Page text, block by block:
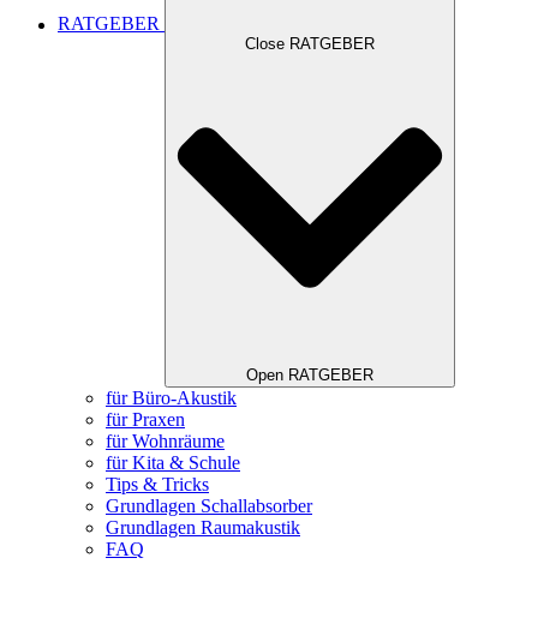
RATGEBER
Close RATGEBER
Open RATGEBER
für Büro-Akustik
für Praxen
für Wohnräume
für Kita & Schule
Tips & Tricks
Grundlagen Schallabsorber
Grundlagen Raumakustik
FAQ